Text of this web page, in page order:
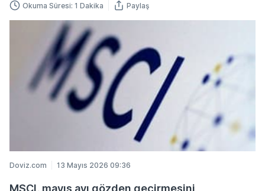
Okuma Süresi: 1 Dakika Paylaş
Doviz.com 13 Mayıs 2026 09:36
MSCI, mayıs ayı gözden geçirmesini